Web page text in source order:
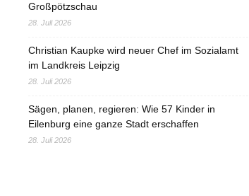
Großpötzschau
28. Juli 2026
Christian Kaupke wird neuer Chef im Sozialamt
im Landkreis Leipzig
28. Juli 2026
Sägen, planen, regieren: Wie 57 Kinder in
Eilenburg eine ganze Stadt erschaffen
28. Juli 2026